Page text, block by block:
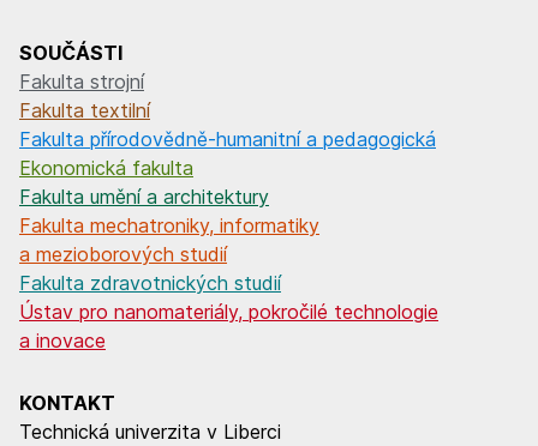
SOUČÁSTI
Fakulta strojní
Fakulta textilní
Fakulta přírodovědně-humanitní a pedagogická
Ekonomická fakulta
Fakulta umění a architektury
Fakulta mechatroniky, informatiky
a mezioborových studií
Fakulta zdravotnických studií
Ústav pro nanomateriály, pokročilé technologie
a inovace
KONTAKT
Technická univerzita v Liberci